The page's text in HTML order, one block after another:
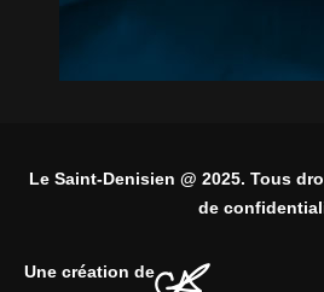
Le Saint-Denisien @ 2025. Tous
de
Une création de